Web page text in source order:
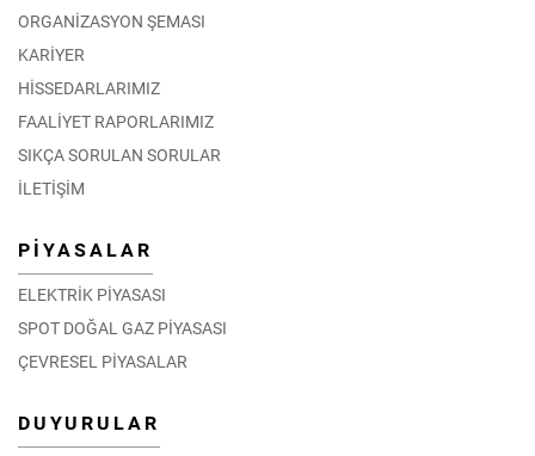
ORGANİZASYON ŞEMASI
KARİYER
HİSSEDARLARIMIZ
FAALİYET RAPORLARIMIZ
SIKÇA SORULAN SORULAR
İLETİŞİM
PİYASALAR
ELEKTRİK PİYASASI
SPOT DOĞAL GAZ PİYASASI
ÇEVRESEL PİYASALAR
DUYURULAR